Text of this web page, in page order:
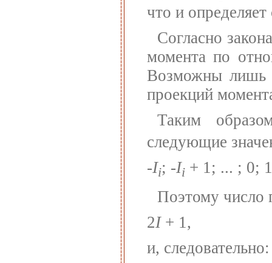
что и
Согласно
момента по
Возможны лишь
проекций
Таким
следующие
-Ii; -Ii + 1; ... ; 0;
Поэтому число
2I+ 1,
и, следовательно: